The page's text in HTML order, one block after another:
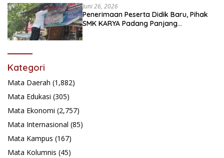
Juni 26, 2026
Penerimaan Peserta Didik Baru, Pihak
SMK KARYA Padang Panjang
Kategori
Mata Daerah (1,882)
Mata Edukasi (305)
Mata Ekonomi (2,757)
Mata Internasional (85)
Mata Kampus (167)
Mata Kolumnis (45)